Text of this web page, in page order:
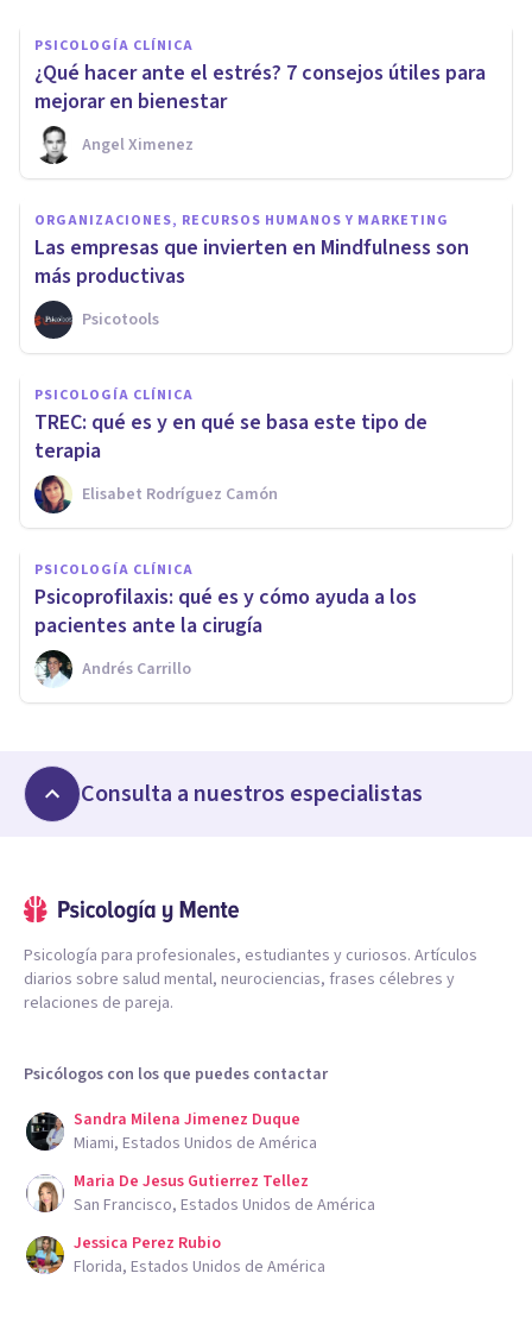
PSICOLOGÍA CLÍNICA
¿Qué hacer ante el estrés? 7 consejos útiles para
mejorar en bienestar
Angel Ximenez
ORGANIZACIONES, RECURSOS HUMANOS Y MARKETING
Las empresas que invierten en Mindfulness son
más productivas
Psicotools
PSICOLOGÍA CLÍNICA
TREC: qué es y en qué se basa este tipo de
terapia
Elisabet Rodríguez Camón
PSICOLOGÍA CLÍNICA
Psicoprofilaxis: qué es y cómo ayuda a los
pacientes ante la cirugía
Andrés Carrillo
Consulta a nuestros especialistas
Psicología para profesionales, estudiantes y curiosos. Artículos
diarios sobre salud mental, neurociencias, frases célebres y
relaciones de pareja.
Psicólogos con los que puedes contactar
Sandra Milena Jimenez Duque
Miami, Estados Unidos de América
Maria De Jesus Gutierrez Tellez
San Francisco, Estados Unidos de América
Jessica Perez Rubio
Florida, Estados Unidos de América